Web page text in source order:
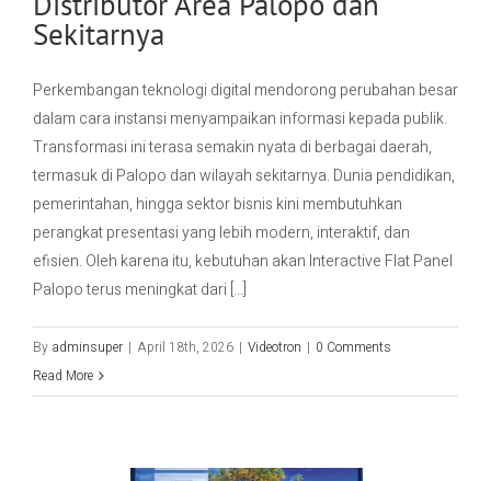
Sekitarnya
Perkembangan teknologi digital mendorong perubahan besar
dalam cara instansi menyampaikan informasi kepada publik.
Transformasi ini terasa semakin nyata di berbagai daerah,
termasuk di Palopo dan wilayah sekitarnya. Dunia pendidikan,
pemerintahan, hingga sektor bisnis kini membutuhkan
perangkat presentasi yang lebih modern, interaktif, dan
efisien. Oleh karena itu, kebutuhan akan Interactive Flat Panel
Palopo terus meningkat dari [...]
By adminsuper | April 18th, 2026 | Videotron | 0 Comments
Read More